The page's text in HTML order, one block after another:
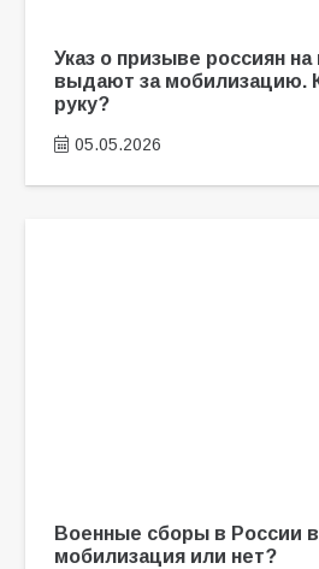
Указ о призыве россиян
выдают за мобилизацию.
руку?
05.05.2026
Военные сборы в России
мобилизация или нет?